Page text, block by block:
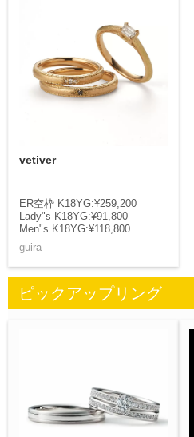
vetiver
ER空枠 K18YG:¥259,200
Lady"s K18YG:¥91,800
Men"s K18YG:¥118,800
guira
ピックアップリング